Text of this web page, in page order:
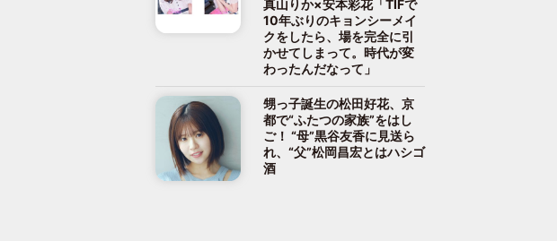
真山りか×安本彩花「TIFで
10年ぶりのキョンシーメイ
クをしたら、場を完全に引
かせてしまって。時代が変
わったんだなって」
甥っ子誕生の松田好花、京
都で“ふたつの家族”をはし
ご！ “母”黒谷友香に見送ら
れ、“父”松岡昌宏とはハシゴ
酒